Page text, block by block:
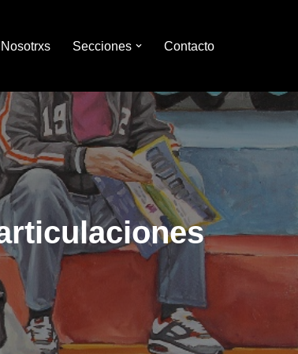
Nosotrxs Secciones Contacto